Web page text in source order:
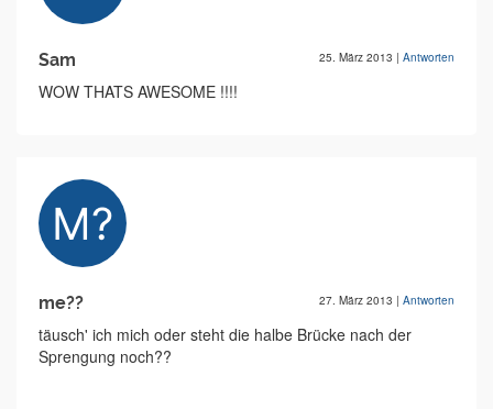
Sam 25. März 2013 | Antworten
WOW THATS AWESOME !!!!
me?? 27. März 2013 | Antworten
täusch' ich mich oder steht die halbe Brücke nach der
Sprengung noch??